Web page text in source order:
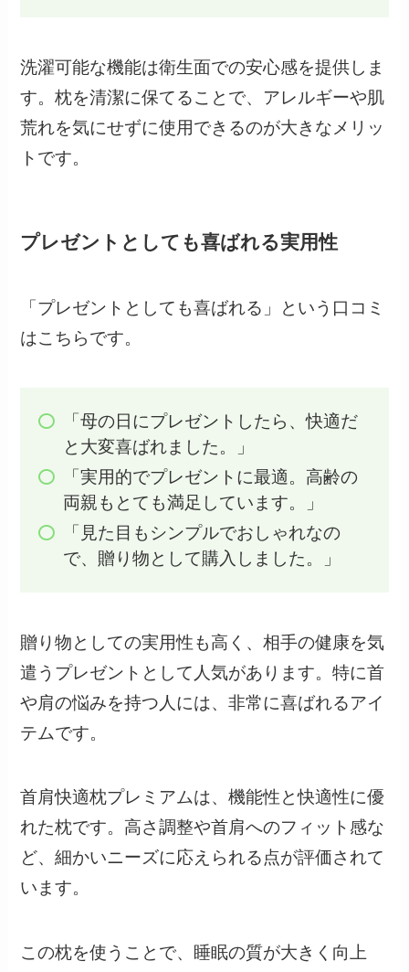
洗濯可能な機能は衛生面での安心感を提供しま
す。枕を清潔に保てることで、アレルギーや肌
荒れを気にせずに使用できるのが大きなメリッ
トです。
プレゼントとしても喜ばれる実用性
「プレゼントとしても喜ばれる」という口コミ
はこちらです。
「母の日にプレゼントしたら、快適だ
と大変喜ばれました。」
「実用的でプレゼントに最適。高齢の
両親もとても満足しています。」
「見た目もシンプルでおしゃれなの
で、贈り物として購入しました。」
贈り物としての実用性も高く、相手の健康を気
遣うプレゼントとして人気があります。特に首
や肩の悩みを持つ人には、非常に喜ばれるアイ
テムです。
首肩快適枕プレミアムは、機能性と快適性に優
れた枕です。高さ調整や首肩へのフィット感な
ど、細かいニーズに応えられる点が評価されて
います。
この枕を使うことで、睡眠の質が大きく向上